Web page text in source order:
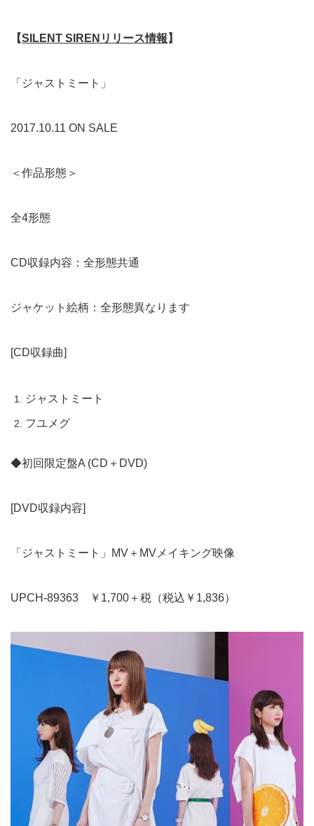
【SILENT SIRENリリース情報 】
「ジャストミート」
2017.10.11 ON SALE
＜作品形態＞
全4形態
CD収録内容：全形態共通
ジャケット絵柄：全形態異なります
[CD収録曲]
ジャストミート
フユメグ
◆初回限定盤A (CD＋DVD)
[DVD収録内容]
「ジャストミート」MV＋MVメイキング映像
UPCH-89363 ￥1,700＋税（税込￥1,836）